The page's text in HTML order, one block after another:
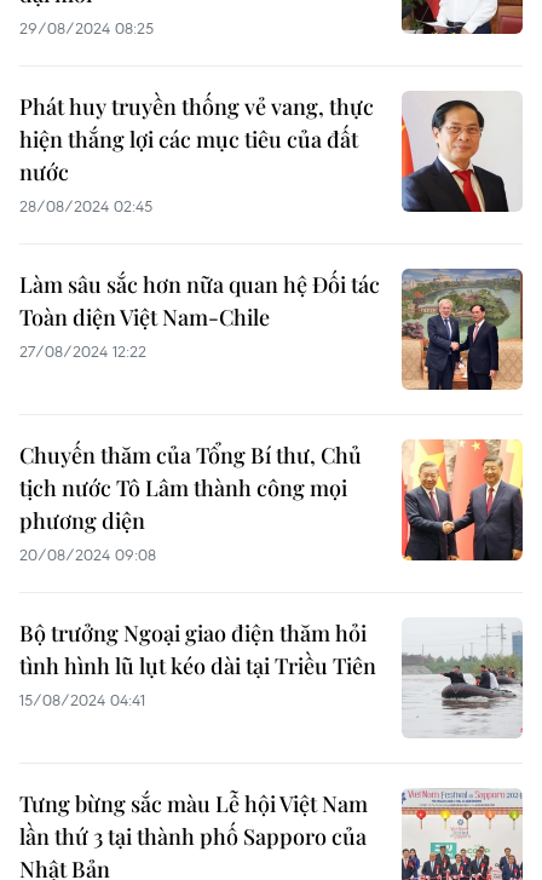
29/08/2024 08:25
Phát huy truyền thống vẻ vang, thực
hiện thắng lợi các mục tiêu của đất
nước
28/08/2024 02:45
Làm sâu sắc hơn nữa quan hệ Đối tác
Toàn diện Việt Nam-Chile
27/08/2024 12:22
Chuyến thăm của Tổng Bí thư, Chủ
tịch nước Tô Lâm thành công mọi
phương diện
20/08/2024 09:08
Bộ trưởng Ngoại giao điện thăm hỏi
tình hình lũ lụt kéo dài tại Triều Tiên
15/08/2024 04:41
Tưng bừng sắc màu Lễ hội Việt Nam
lần thứ 3 tại thành phố Sapporo của
Nhật Bản